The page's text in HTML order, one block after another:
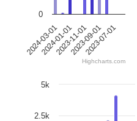
2024-03-01
2024-01-01
2023-11-01
2023-09-01
2023-07-01
0
Highcharts.com
2.5k
5k